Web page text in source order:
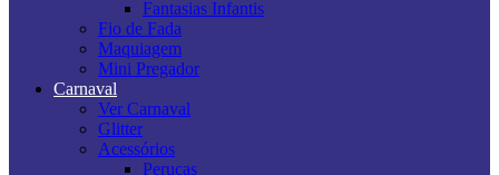
Fantasias Infantis
Fio de Fada
Maquiagem
Mini Pregador
Carnaval
Ver Carnaval
Glitter
Acessórios
Perucas